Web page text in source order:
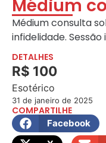
Médium
Médium consulta
infidelidade.
DETALHES
R$ 100
Esotérico
31 de janeiro de 2025
COMPARTILHE
Facebook